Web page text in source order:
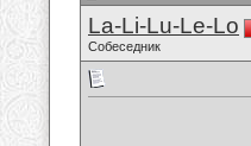
La-Li-Lu-Le-Lo
Собеседник